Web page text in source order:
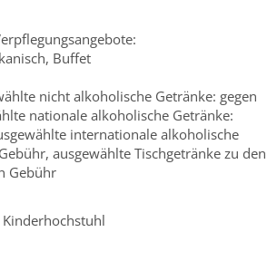
Buffet
nicht alkoholische Getränke: gegen
nationale alkoholische Getränke:
internationale alkoholische
ausgewählte Tischgetränke zu den
Gebühr